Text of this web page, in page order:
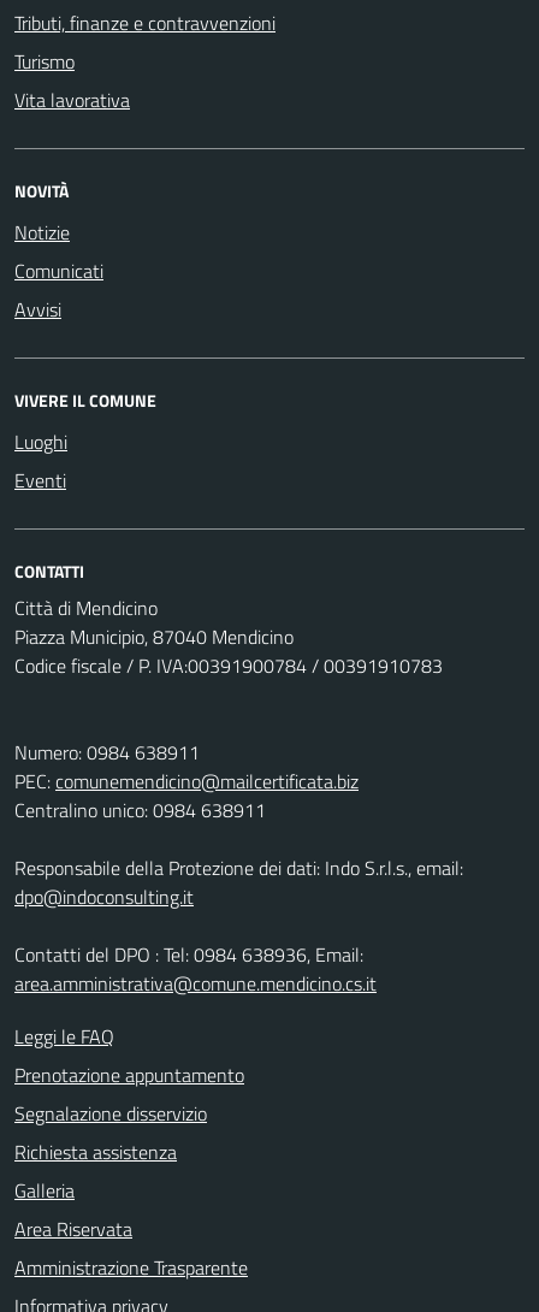
Tributi, finanze e contravvenzioni
Turismo
Vita lavorativa
NOVITÀ
Notizie
Comunicati
Avvisi
VIVERE IL COMUNE
Luoghi
Eventi
CONTATTI
Città di Mendicino
Piazza Municipio, 87040 Mendicino
Codice fiscale / P. IVA:00391900784 / 00391910783
Numero: 0984 638911
PEC:comunemendicino@mailcertificata.biz
Centralino unico: 0984 638911
Responsabile della Protezione dei dati: Indo S.r.l.s., email:
dpo@indoconsulting.it
Contatti del DPO : Tel: 0984 638936, Email:
area.amministrativa@comune.mendicino.cs.it
Leggi le FAQ
Prenotazione appuntamento
Segnalazione disservizio
Richiesta assistenza
Galleria
Area Riservata
Amministrazione Trasparente
Informativa privacy